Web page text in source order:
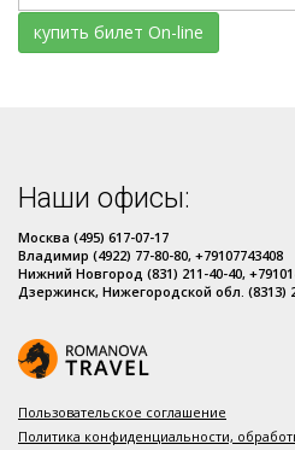
купить билет On-line
Наши офисы:
Москва (495) 617-07-17
Владимир (4922) 77-80-80, +79107743408
Нижний Новгород (831) 211-40-40,
Дзержинск, Нижегородской обл. (8313)
Пользовательское соглашение
Политика конфиденциальности,